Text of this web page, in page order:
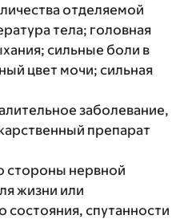
отделяемой
тела; головная
сильные боли в
цвет мочи; сильная
заболевание,
препарат
стороны нервной
жизни или
спутанности